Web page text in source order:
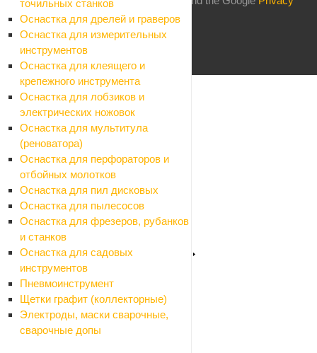
точильных станков
Оснастка для дрелей и граверов
Оснастка для измерительных
инструментов
Оснастка для клеящего и
крепежного инструмента
Оснастка для лобзиков и
электрических ножовок
Оснастка для мультитула
(реноватора)
Оснастка для перфораторов и
отбойных молотков
Оснастка для пил дисковых
Оснастка для пылесосов
Оснастка для фрезеров, рубанков
и станков
Оснастка для садовых
инструментов
Пневмоинструмент
Щетки графит (коллекторные)
Электроды, маски сварочные,
сварочные допы
PolicyandTerms of Serviceapply.
Каталог
Назад
Каталог
Стройматериалы
Назад
Стройматериалы
Алюминиевые листы и профиля
Назад
Алюминиевые листы и профиля
Листы алюминиевые
Профили алюминиевые
Арматура, проволока, трубы стальные
Назад
Арматура, проволока, трубы стальные
Арматура
Заглушки
Полосы стальные